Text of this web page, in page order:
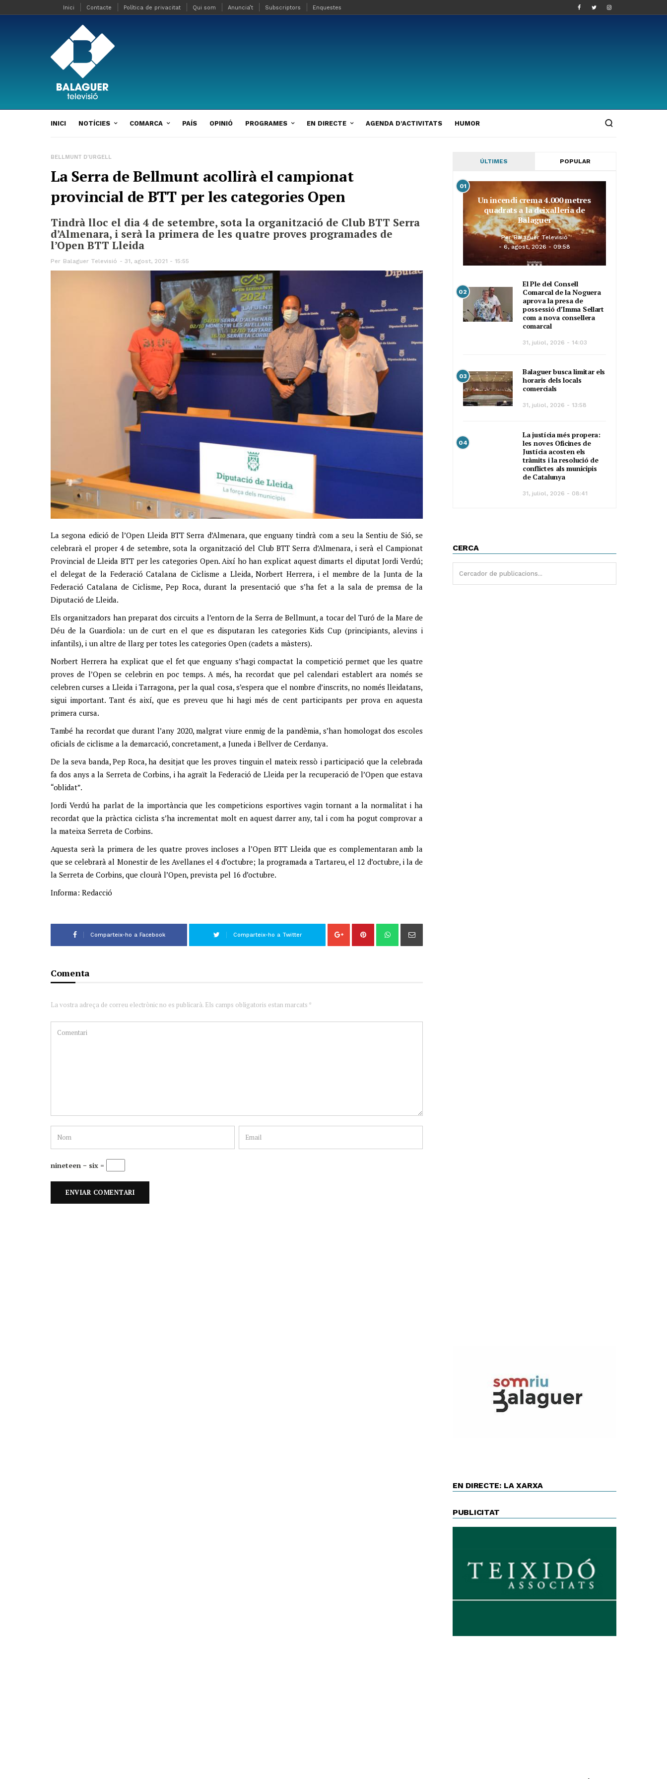
Inici Contacte Política de privacitat Qui som Anuncia’t Subscriptors Enquestes
INICI NOTÍCIES COMARCA PAÍS OPINIÓ PROGRAMES EN DIRECTE AGENDA D’ACTIVITATS HUMOR
BELLMUNT D'URGELL
La Serra de Bellmunt acollirà el campionat
provincial de BTT per les categories Open
Tindrà lloc el dia 4 de setembre, sota la organització de Club BTT Serra
d’Almenara, i serà la primera de les quatre proves programades de
l’Open BTT Lleida
Per Balaguer Televisió 31, agost, 2021 - 15:55
La segona edició de l’Open Lleida BTT Serra d’Almenara, que enguany tindrà com a seu la Sentiu de Sió, se
celebrarà el proper 4 de setembre, sota la organització del Club BTT Serra d’Almenara, i serà el Campionat
Provincial de Lleida BTT per les categories Open. Així ho han explicat aquest dimarts el diputat Jordi Verdú;
el delegat de la Federació Catalana de Ciclisme a Lleida, Norbert Herrera, i el membre de la Junta de la
Federació Catalana de Ciclisme, Pep Roca, durant la presentació que s’ha fet a la sala de premsa de la
Diputació de Lleida.
Els organitzadors han preparat dos circuits a l’entorn de la Serra de Bellmunt, a tocar del Turó de la Mare de
Déu de la Guardiola: un de curt en el que es disputaran les categories Kids Cup (principiants, alevins i
infantils), i un altre de llarg per totes les categories Open (cadets a màsters).
Norbert Herrera ha explicat que el fet que enguany s’hagi compactat la competició permet que les quatre
proves de l’Open se celebrin en poc temps. A més, ha recordat que pel calendari establert ara només se
celebren curses a Lleida i Tarragona, per la qual cosa, s’espera que el nombre d’inscrits, no només lleidatans,
sigui important. Tant és així, que es preveu que hi hagi més de cent participants per prova en aquesta
primera cursa.
També ha recordat que durant l’any 2020, malgrat viure enmig de la pandèmia, s’han homologat dos escoles
oficials de ciclisme a la demarcació, concretament, a Juneda i Bellver de Cerdanya.
De la seva banda, Pep Roca, ha desitjat que les proves tinguin el mateix ressò i participació que la celebrada
fa dos anys a la Serreta de Corbins, i ha agraït la Federació de Lleida per la recuperació de l’Open que estava
“oblidat”.
Jordi Verdú ha parlat de la importància que les competicions esportives vagin tornant a la normalitat i ha
recordat que la pràctica ciclista s’ha incrementat molt en aquest darrer any, tal i com ha pogut comprovar a
la mateixa Serreta de Corbins.
Aquesta serà la primera de les quatre proves incloses a l’Open BTT Lleida que es complementaran amb la
que se celebrarà al Monestir de les Avellanes el 4 d’octubre; la programada a Tartareu, el 12 d’octubre, i la de
la Serreta de Corbins, que clourà l’Open, prevista pel 16 d’octubre.
Informa: Redacció
Comparteix-ho a Facebook Comparteix-ho a Twitter
Comenta
La vostra adreça de correu electrònic no es publicarà. Els camps obligatoris estan marcats *
nineteen − six =
ÚLTIMES POPULAR
01
Un incendi crema 4.000 metres
quadrats a la deixalleria de
Balaguer
Per Balaguer Televisió
6, agost, 2026 - 09:58
02
El Ple del Consell
Comarcal de la Noguera
aprova la presa de
possessió d’Imma Sellart
com a nova consellera
comarcal
31, juliol, 2026 - 14:03
03
Balaguer busca limitar els
horaris dels locals
comercials
31, juliol, 2026 - 13:58
04
La justícia més propera:
les noves Oficines de
Justícia acosten els
tràmits i la resolució de
conflictes als municipis
de Catalunya
31, juliol, 2026 - 08:41
CERCA
EN DIRECTE: LA XARXA
PUBLICITAT